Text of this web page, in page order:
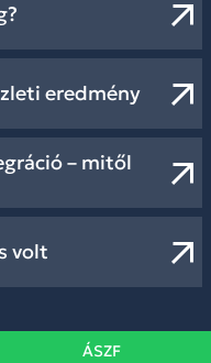
eredmény
– mitől
volt
ÁSZF